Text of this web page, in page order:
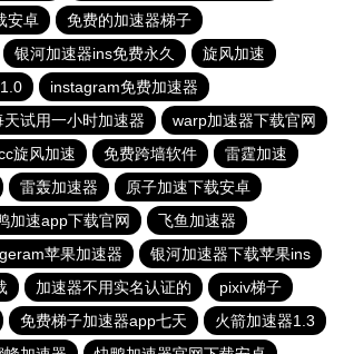
安卓
免费的加速器梯子
银河加速器ins免费永久
旋风加速
instagram免费加速器
天试用一小时加速器
warp加速器下载官网
旋风加速 免费跨墙软件
雷霆加速
雷轰加速器
原子加速下载安卓
加速app下载官网
飞鱼加速器
苹果加速器
银河加速器下载苹果ins
加速器不用实名认证的
pixiv梯子
免费梯子加速器app七天
火箭加速器1.3